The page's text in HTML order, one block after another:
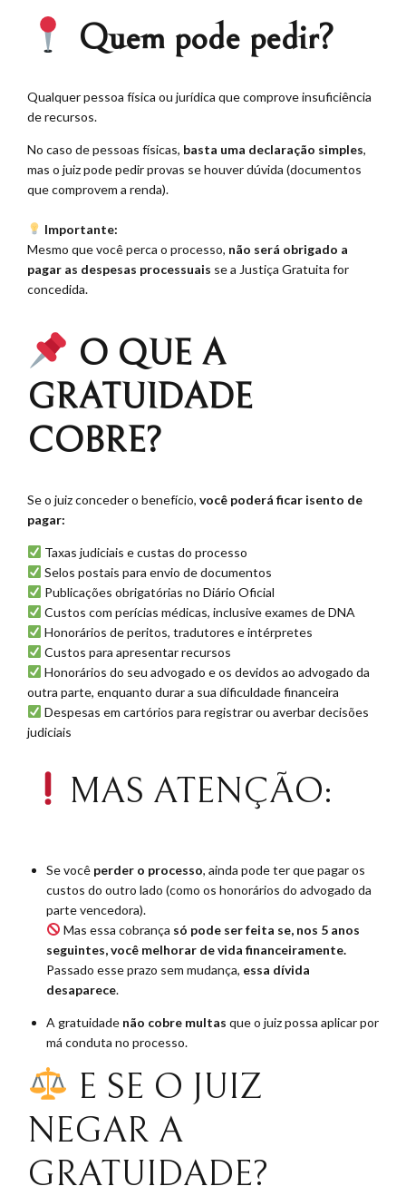
Quem pode pedir?
Qualquer pessoa física ou jurídica que comprove insuficiência
de recursos.
No caso de pessoas físicas, basta uma declaração simples,
mas o juiz pode pedir provas se houver dúvida (documentos
que comprovem a renda).
Importante:
Mesmo que você perca o processo, não será obrigado a
pagar as despesas processuais se a Justiça Gratuita for
concedida.
O QUE A
GRATUIDADE
COBRE?
Se o juiz conceder o benefício, você poderá ficar isento de
pagar:
Taxas judiciais e custas do processo
Selos postais para envio de documentos
Publicações obrigatórias no Diário Oficial
Custos com perícias médicas, inclusive exames de DNA
Honorários de peritos, tradutores e intérpretes
Custos para apresentar recursos
Honorários do seu advogado e os devidos ao advogado da
outra parte, enquanto durar a sua dificuldade financeira
Despesas em cartórios para registrar ou averbar decisões
judiciais
MAS ATENÇÃO:
Se você perder o processo, ainda pode ter que pagar os
custos do outro lado (como os honorários do advogado da
parte vencedora).
Mas essa cobrança só pode ser feita se, nos 5 anos
seguintes, você melhorar de vida financeiramente.
Passado esse prazo sem mudança, essa dívida
desaparece.
A gratuidade não cobre multas que o juiz possa aplicar por
má conduta no processo.
E SE O JUIZ
NEGAR A
GRATUIDADE?